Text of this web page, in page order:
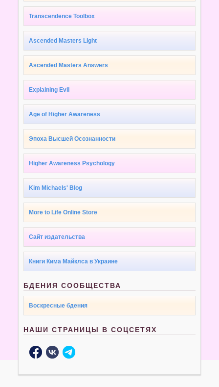
Transcendence Toolbox
Ascended Masters Light
Ascended Masters Answers
Explaining Evil
Age of Higher Awareness
Эпоха Высшей Осознанности
Higher Awareness Psychology
Kim Michaels' Blog
More to Life Online Store
Сайт издательства
Книги Кима Майклса в Украине
БДЕНИЯ СООБЩЕСТВА
Воскресные бдения
НАШИ СТРАНИЦЫ В СОЦСЕТЯХ